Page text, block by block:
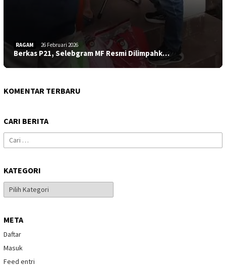
RAGAM 26 Februari 2026
Berkas P21, Selebgram MF Resmi Dilimpahk…
KOMENTAR TERBARU
CARI BERITA
Cari
untuk:
KATEGORI
Kategori
META
Daftar
Masuk
Feed entri